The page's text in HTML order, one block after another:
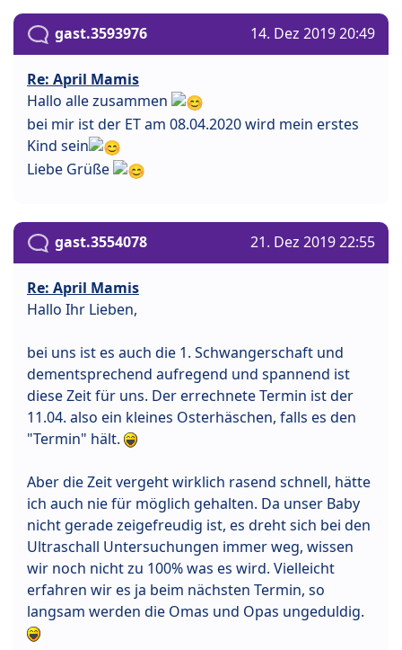
gast.3593976 14. Dez 2019 20:49
Re: April Mamis
Hallo alle zusammen
bei mir ist der ET am 08.04.2020 wird mein erstes
Kind sein
Liebe Grüße
gast.3554078 21. Dez 2019 22:55
Re: April Mamis
Hallo Ihr Lieben,
bei uns ist es auch die 1. Schwangerschaft und
dementsprechend aufregend und spannend ist
diese Zeit für uns. Der errechnete Termin ist der
11.04. also ein kleines Osterhäschen, falls es den
"Termin" hält.
Aber die Zeit vergeht wirklich rasend schnell, hätte
ich auch nie für möglich gehalten. Da unser Baby
nicht gerade zeigefreudig ist, es dreht sich bei den
Ultraschall Untersuchungen immer weg, wissen
wir noch nicht zu 100% was es wird. Vielleicht
erfahren wir es ja beim nächsten Termin, so
langsam werden die Omas und Opas ungeduldig.